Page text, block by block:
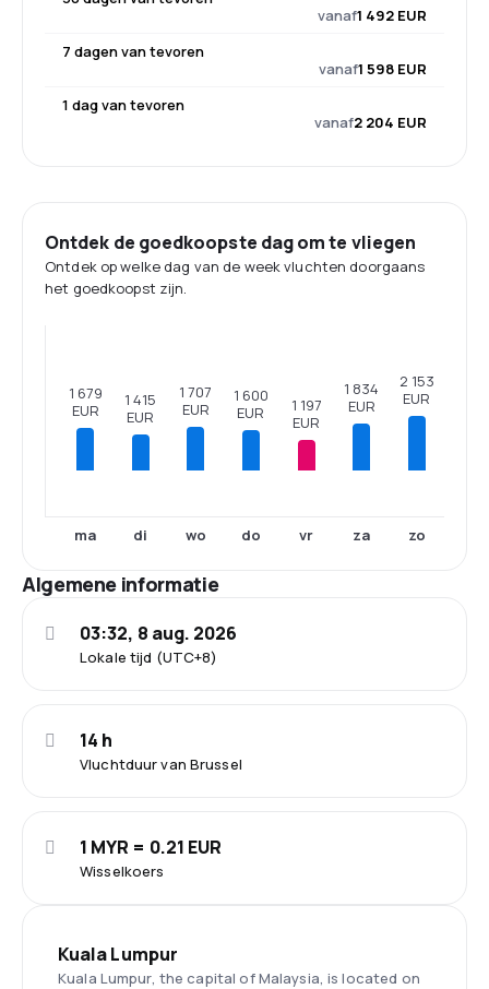
vanaf1 492 EUR
7 dagen van tevoren
vanaf1 598 EUR
1 dag van tevoren
vanaf2 204 EUR
Ontdek de goedkoopste dag om te vliegen
Ontdek op welke dag van de week vluchten doorgaans
het goedkoopst zijn.
1 679
EUR
ma
1 415
EUR
di
1 707
EUR
wo
1 600
EUR
do
1 197
EUR
vr
1 834
EUR
za
2 153
EUR
zo
Algemene informatie
Lokale tijd (UTC+8)
03:32, 8 aug. 2026
Vluchtduur van Brussel
14 h
Wisselkoers
1 MYR = 0.21 EUR
Kuala Lumpur
Kuala Lumpur, the capital of Malaysia, is located on